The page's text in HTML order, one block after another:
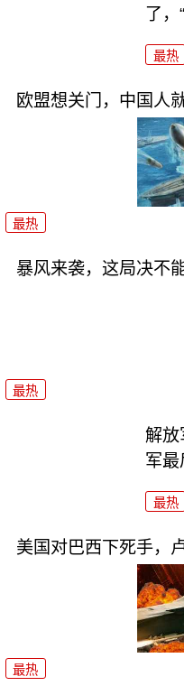
了，
最热
欧盟想关门，中国人
最热
暴风来袭，这局决不
最热
解放
军最
最热
美国对巴西下死手，
最热